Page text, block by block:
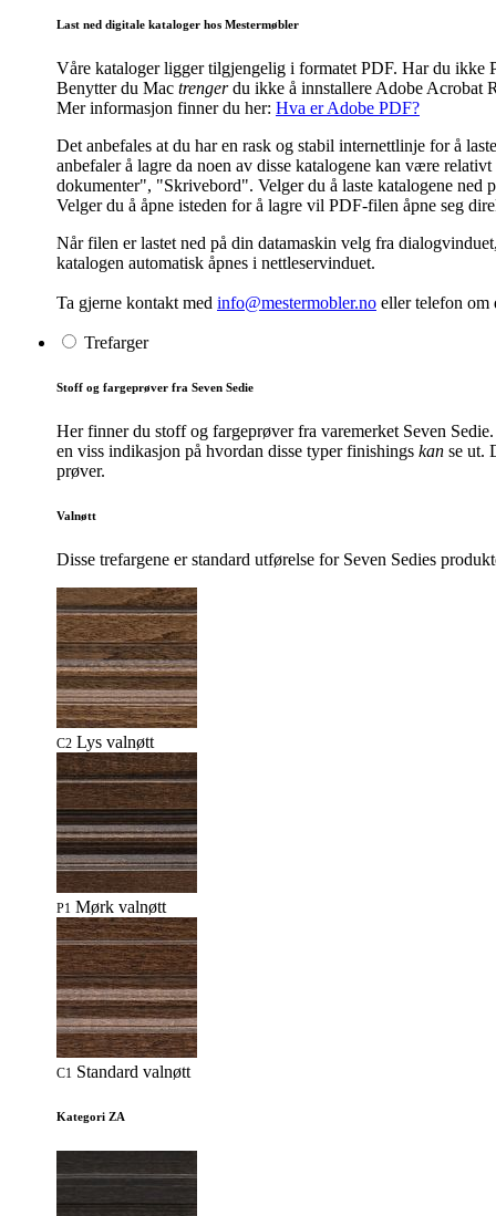
Last ned digitale kataloger hos Mestermøbler
Våre kataloger ligger tilgjengelig i formatet PDF. Har du ikke
Benytter du Mac trengerdu ikke å innstallere Adobe Acrobat
Mer informasjon finner du her: Hva er Adobe PDF?
Det anbefales at du har en rask og stabil internettlinje for å
anbefaler å lagre da noen av disse katalogene kan være
dokumenter", "Skrivebord". Velger du å laste katalogene ned
Velger du å åpne isteden for å lagre vil PDF-filen åpne seg
Når filen er lastet ned på din datamaskin velg fra
katalogen automatisk åpnes i nettleservinduet.
Ta gjerne kontakt med info@mestermobler.no eller telefon om
Trefarger
Stoff og fargeprøver fra Seven Sedie
Her finner du stoff og fargeprøver fra varemerket Seven
en viss indikasjon på hvordan disse typer finishings kan se ut.
prøver.
Valnøtt
Disse trefargene er standard utførelse for Seven Sedies
C2 Lys valnøtt
P1 Mørk valnøtt
C1 Standard valnøtt
Kategori ZA